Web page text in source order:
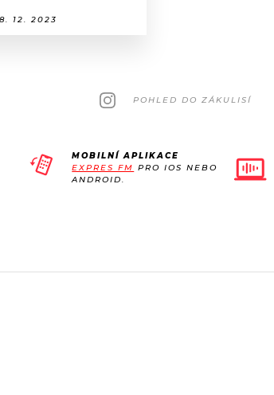
12. 2023
POHLED DO ZÁKULISÍ
MOBILNÍ APLIKACE
EXPRES FM PRO IOS NEBO
ANDROID.